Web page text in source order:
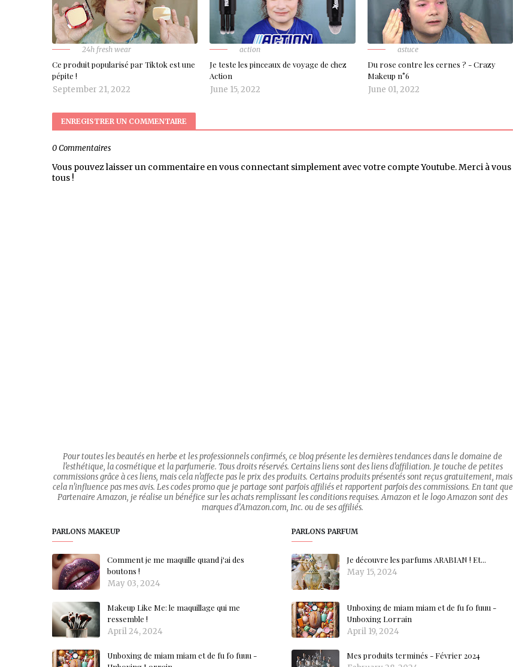
24h fresh wear
Ce produit popularisé par Tiktok est une
pépite !
September 21, 2022
action
Je teste les pinceaux de voyage de chez
Action
June 15, 2022
astuce
Du rose contre les cernes ? - Crazy
Makeup n°6
June 01, 2022
ENREGISTRER UN COMMENTAIRE
0 Commentaires
Vous pouvez laisser un commentaire en vous connectant simplement avec votre compte Youtube. Merci à vous
tous !
Pour toutes les beautés en herbe et les professionnels confirmés, ce blog présente les dernières tendances dans le domaine de
l'esthétique, la cosmétique et la parfumerie. Tous droits réservés. Certains liens sont des liens d'affiliation. Je touche de petites
commissions grâce à ces liens, mais cela n'affecte pas le prix des produits. Certains produits présentés sont reçus gratuitement, mais
cela n'influence pas mes avis. Les codes promo que je partage sont parfois affiliés et rapportent parfois des commissions. En tant que
Partenaire Amazon, je réalise un bénéfice sur les achats remplissant les conditions requises. Amazon et le logo Amazon sont des
marques d’Amazon.com, Inc. ou de ses affiliés.
PARLONS MAKEUP
Comment je me maquille quand j'ai des
boutons !
May 03, 2024
Makeup Like Me: le maquillage qui me
ressemble !
April 24, 2024
Unboxing de miam miam et de fu fo fuuu -
PARLONS PARFUM
Je découvre les parfums ARABIAN ! Et...
May 15, 2024
Unboxing de miam miam et de fu fo fuuu -
Unboxing Lorrain
April 19, 2024
Mes produits terminés - Février 2024